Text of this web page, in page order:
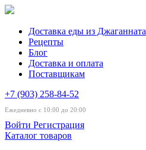
Доставка еды из Джаганната
Рецепты
Блог
Доставка и оплата
Поставщикам
+7 (903) 258-84-52
Ежедневно с 10:00 до 20:00
Войти Регистрация
Каталог товаров